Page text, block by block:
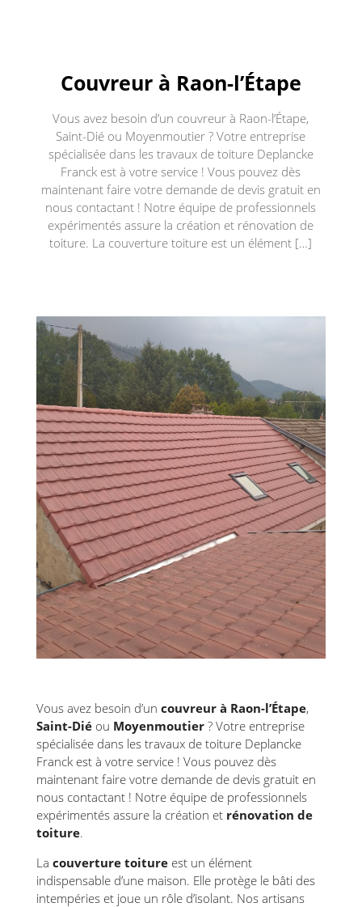
Couvreur à Raon-l’Étape
Vous avez besoin d’un couvreur à Raon-l’Étape,
Saint-Dié ou Moyenmoutier ? Votre entreprise
spécialisée dans les travaux de toiture Deplancke
Franck est à votre service ! Vous pouvez dès
maintenant faire votre demande de devis gratuit en
nous contactant ! Notre équipe de professionnels
expérimentés assure la création et rénovation de
toiture. La couverture toiture est un élément […]
Vous avez besoin d’un couvreur à Raon-l’Étape,
Saint-Diéou Moyenmoutier? Votre entreprise
spécialisée dans les travaux de toiture Deplancke
Franck est à votre service ! Vous pouvez dès
maintenant faire votre demande de devis gratuit en
nous contactant ! Notre équipe de professionnels
expérimentés assure la création et rénovation de
toiture.
La couverture toitureest un élément
indispensable d’une maison. Elle protège le bâti des
intempéries et joue un rôle d’isolant. Nos artisans